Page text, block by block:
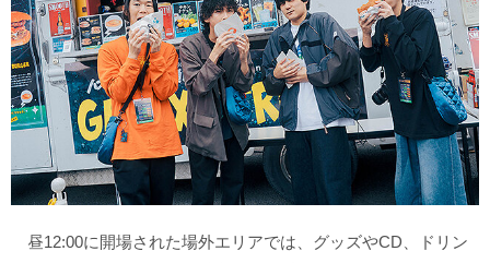
昼12:00に開場された場外エリアでは、グッズやCD、ドリン